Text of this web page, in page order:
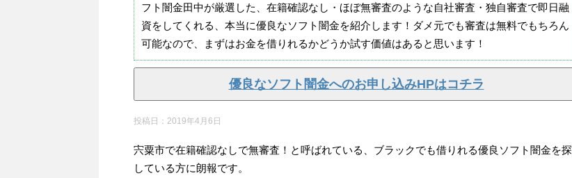
フト闇金田中が厳選した、在籍確認なし・ほぼ無審査のような自社審査・独自審査で即日融
資をしてくれる、本当に優良なソフト闇金を紹介します！ダメ元でも審査は無料でもちろん
可能なので、まずはお金を借りれるかどうか試す価値はあると思います！
優良なソフト闇金へのお申し込みHPはコチラ
投稿日： 2019年4月6日
宍粟市で在籍確認なしで無審査！と呼ばれている、ブラックでも借りれる優良ソフト闇金を探
している方に朗報です。